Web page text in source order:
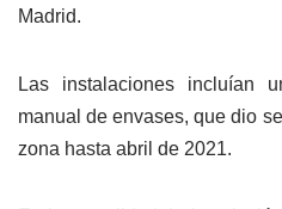
Madrid.
Las instalaciones incluían
manual de envases, que dio
zona hasta abril de 2021.